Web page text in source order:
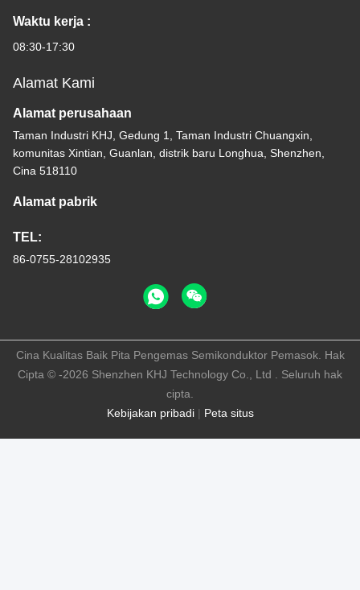
Waktu kerja :
08:30-17:30
Alamat Kami
Alamat perusahaan
Taman Industri KHJ, Gedung 1, Taman Industri Chuangxin,
komunitas Xintian, Guanlan, distrik baru Longhua, Shenzhen,
Cina 518110
Alamat pabrik
TEL:
86-0755-28102935
Kebijakan pribadi| Peta situs
Cina Kualitas Baik Pita Pengemas Semikonduktor Pemasok. Hak
Cipta © -2026 Shenzhen KHJ Technology Co., Ltd . Seluruh hak
cipta.